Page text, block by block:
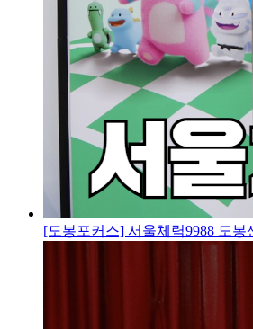
[도봉포커스] 서울체력9988 도봉